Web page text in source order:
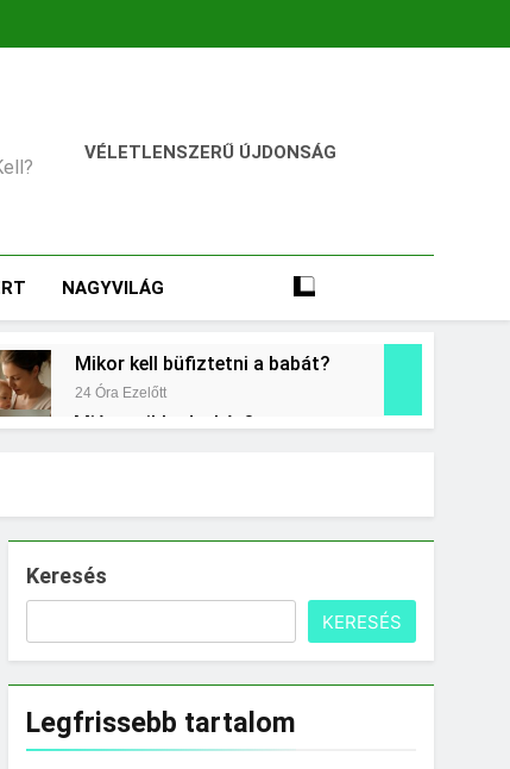
VÉLETLENSZERŰ ÚJDONSÁG
NAGYVILÁG
Mikor kell büfiztetni a babát?
24 Óra Ezelőtt
Miért zsibbad a kéz?
Keresés
KERESÉS
Legfrissebb tartalom